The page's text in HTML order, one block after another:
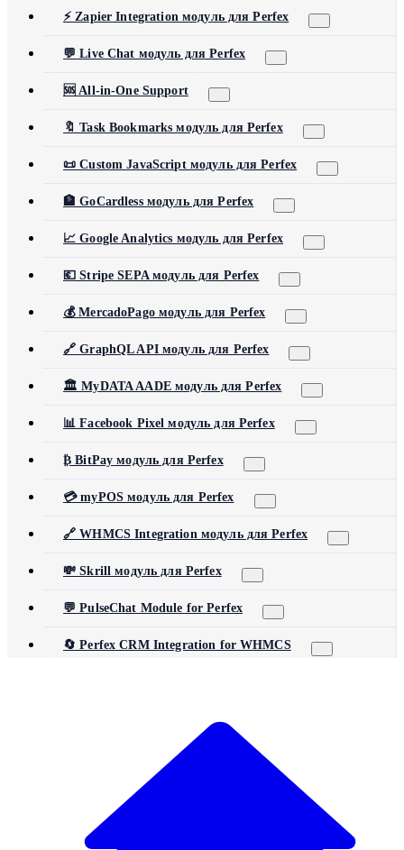
⚡ Zapier Integration модуль для Perfex
💬 Live Chat модуль для Perfex
🆘 All-in-One Support
🔖 Task Bookmarks модуль для Perfex
📜 Custom JavaScript модуль для Perfex
🏦 GoCardless модуль для Perfex
📈 Google Analytics модуль для Perfex
💶 Stripe SEPA модуль для Perfex
💰 MercadoPago модуль для Perfex
🔗 GraphQL API модуль для Perfex
🏛️ MyDATA AADE модуль для Perfex
📊 Facebook Pixel модуль для Perfex
₿ BitPay модуль для Perfex
💳 myPOS модуль для Perfex
🔗 WHMCS Integration модуль для Perfex
💸 Skrill модуль для Perfex
💬 PulseChat Module for Perfex
🔄 Perfex CRM Integration for WHMCS